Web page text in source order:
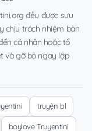
đều được sưu
chịu trách nhiệm bản
cá nhân hoặc tổ
và gỡ bỏ ngay lập
truyện bl
boylove Truyentini